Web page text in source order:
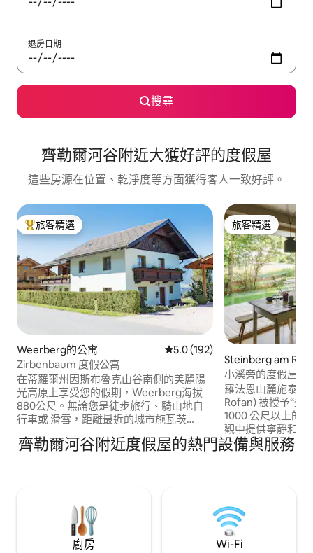
退房日期
搜尋
齊勒爾河谷附近大獲好評的度假屋
這些房源在位置、乾淨度等方面獲得客人一致好評。
旅客精選榜首
旅客精選
Weerberg的公寓 從 192 則評價中獲得 5.0 的平
5.0 (192)
Zirbenbaum 度假公寓
在蒂羅爾州因斯布魯克山谷南側的美麗陽
光高原上享受您的假期，Weerberg海拔
880公尺。無論您是徒步旅行、騎山地自
行車或 滑雪，距離最近的城市施瓦茨
(Innsbruck) 約 20 公里，距離齊爾塔爾谷
爾貝格 (Weerberg) 的中心，因此每個人
都能找到他們想要的。 步行 10 分鐘即可抵
達麵包店和超市。
旅客精選
旅客精選
Steinberg am
小木屋
小溪旁的度假屋/
羅法恩山麓施泰
Rofan) 被授予“登
1000 公尺以上的
觀中提供寧靜和放
中，您可以欣賞到小溪的
勞煙消雲散。 住
齊勒爾河谷附近度假屋的熱門設備與服務
廚房 Wi-Fi